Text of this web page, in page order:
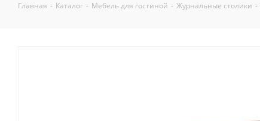
Главная - Каталог - Мебель для гостиной - Журнальные столики -